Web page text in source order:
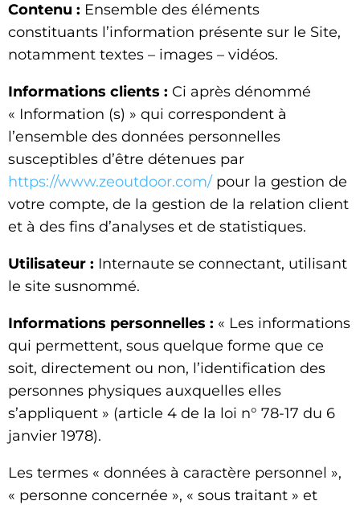
Contenu : Ensemble des éléments
constituants l’information présente sur le Site,
notamment textes – images – vidéos.
Informations clients : Ci après dénommé
« Information (s) » qui correspondent à
l’ensemble des données personnelles
susceptibles d’être détenues par
https://www.zeoutdoor.com/ pour la gestion de
votre compte, de la gestion de la relation client
et à des fins d’analyses et de statistiques.
Utilisateur : Internaute se connectant, utilisant
le site susnommé.
Informations personnelles : « Les informations
qui permettent, sous quelque forme que ce
soit, directement ou non, l’identification des
personnes physiques auxquelles elles
s’appliquent » (article 4 de la loi n° 78-17 du 6
janvier 1978).
Les termes « données à caractère personnel »,
« personne concernée », « sous traitant » et